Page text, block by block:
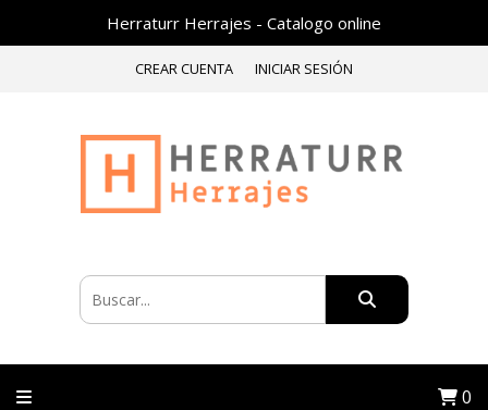
Herraturr Herrajes - Catalogo online
CREAR CUENTA INICIAR SESIÓN
0